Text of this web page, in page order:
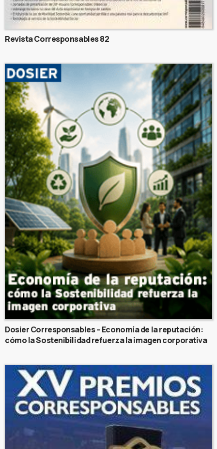
Revista Corresponsables 82
Dosier Corresponsables – Economía de la reputación:
cómo la Sostenibilidad refuerza la imagen corporativa